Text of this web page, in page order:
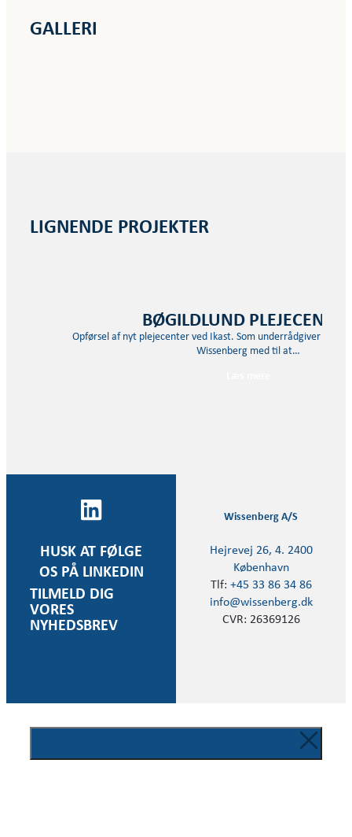
GALLERI
LIGNENDE PROJEKTER
BØGILDLUND
Opførsel af nyt plejecenter ved Ikast. Som underrådgiver for
Wissenberg med til at…
HUSK AT FØLGE
OS PÅ LINKEDIN
TILMELD DIG
VORES
NYHEDSBREV
Wissenberg A/S
Hejrevej 26, 4. 2400
København
Tlf: +45 33 86 34 86
info@wissenberg.dk
CVR: 26369126